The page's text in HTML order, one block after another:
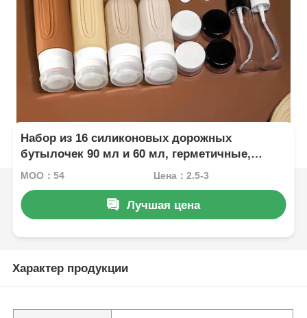
Набор из 16 силиконовых дорожных
бутылочек 90 мл и 60 мл, герметичные,
одобрены TSA
MOQ：54 Цена：2.5-3
Лучшая цена
Характер продукции